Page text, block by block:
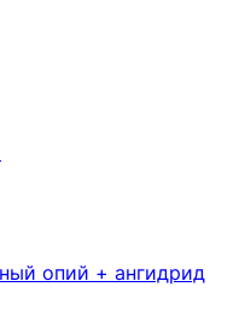
опий + ангидрид